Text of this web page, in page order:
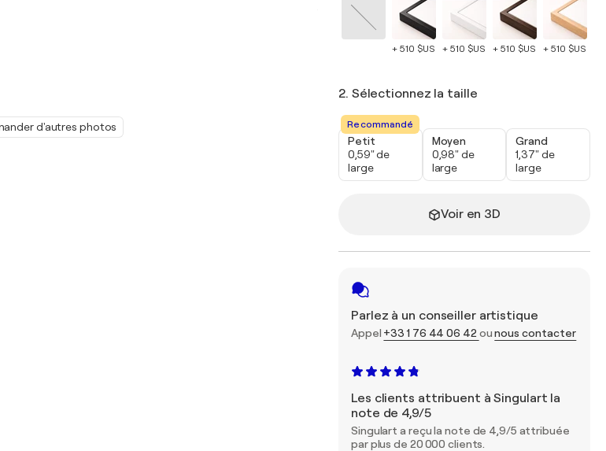
d'autres photos
+ 510 $US + 510 $US + 510 $US + 510 $US
2. Sélectionnez la taille
Recommandé
Petit
0,59" de
large
Moyen
0,98" de
large
Grand
1,37" de
large
Voir en 3D
Parlez à un conseiller artistique
Appel +33 1 76 44 06 42 ounous contacter
Les clients attribuent à Singulart la
note de 4,9/5
Singulart a reçu la note de 4,9/5 attribuée
par plus de 20 000 clients.